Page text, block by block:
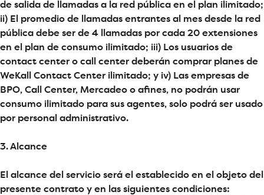
de salida de llamadas a la red pública en el plan ilimitado;
ii) El promedio de llamadas entrantes al mes desde la red
pública debe ser de 4 llamadas por cada 20 extensiones
en el plan de consumo ilimitado; iii) Los usuarios de
contact center o call center deberán comprar planes de
WeKall Contact Center ilimitado; y iv) Las empresas de
BPO, Call Center, Mercadeo o afines, no podrán usar
consumo ilimitado para sus agentes, solo podrá ser usado
por personal administrativo.
3. Alcance
El alcance del servicio será el establecido en el objeto del
presente contrato y en las siguientes condiciones: